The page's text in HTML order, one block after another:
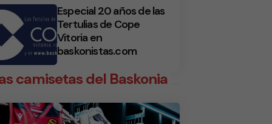
Especial 20 años de las
Tertulias de Cope
Vitoria en
baskonistas.com
camisetas del Baskonia